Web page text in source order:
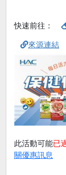
快速前往：
來源連結
此活動可能已
關優惠訊息